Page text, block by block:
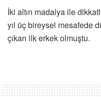
İki altın madalya ile
yıl üç bireysel mesafede
çıkan ilk erkek olmuştu.